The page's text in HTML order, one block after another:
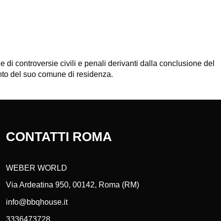
controversie civili e penali derivanti dalla conclusione del
del suo comune di residenza.
CONTATTI ROMA
WEBER WORLD
Via Ardeatina 950, 00142, Roma (RM)
info@bbqhouse.it
3336473728